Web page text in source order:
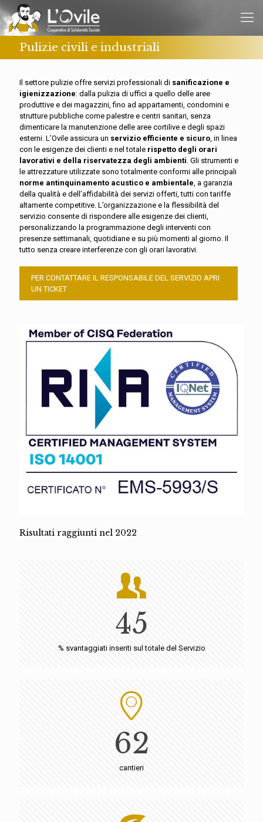
Pulizie civili e industriali
Il settore pulizie offre servizi professionali di sanificazione e
igienizzazione: dalla pulizia di uffici a quello delle aree
produttive e dei magazzini, fino ad appartamenti, condomini e
strutture pubbliche come palestre e centri sanitari, senza
dimenticare la manutenzione delle aree cortilive e degli spazi
esterni. L’Ovile assicura un servizio efficiente e sicuro, in linea
con le esigenze dei clienti e nel totale rispetto degli orari
lavorativi e della riservatezza degli ambienti. Gli strumenti e
le attrezzature utilizzate sono totalmente conformi alle principali
norme antinquinamento acustico e ambientale, a garanzia
della qualità e dell’affidabilità dei servizi offerti, tutti con tariffe
altamente competitive. L’organizzazione e la flessibilità del
servizio consente di rispondere alle esigenze dei clienti,
personalizzando la programmazione degli interventi con
presenze settimanali, quotidiane e su più momenti al giorno. Il
tutto senza creare interferenze con gli orari lavorativi.
PER CONTATTARE IL RESPONSABILE DEL SERVIZIO APRI
UN TICKET
Risultati raggiunti nel 2022
45
% svantaggiati inseriti sul totale del Servizio
62
cantieri